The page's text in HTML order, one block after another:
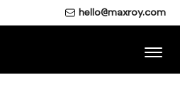
hello@maxroy.com